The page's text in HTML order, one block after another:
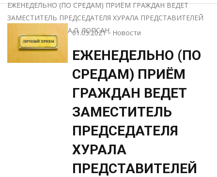
ЕЖЕНЕДЕЛЬНО (ПО СРЕДАМ) ПРИЁМ ГРАЖДАН ВЕДЕТ
ЗАМЕСТИТЕЛЬ ПРЕДСЕДАТЕЛЯ ХУРАЛА ПРЕДСТАВИТЕЛЕЙ
ГОРОДА КЫЗЫЛА А.Л. ЛОПСАН.
01.03.2021- Новости
ЕЖЕНЕДЕЛЬНО (ПО
СРЕДАМ) ПРИЁМ
ГРАЖДАН ВЕДЕТ
ЗАМЕСТИТЕЛЬ
ПРЕДСЕДАТЕЛЯ
ХУРАЛА
ПРЕДСТАВИТЕЛЕЙ